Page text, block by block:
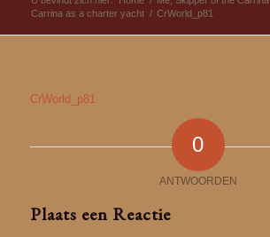
Carrina as a charter yacht / CrWorld_p81
CrWorld_p81
0
ANTWOORDEN
Plaats een Reactie